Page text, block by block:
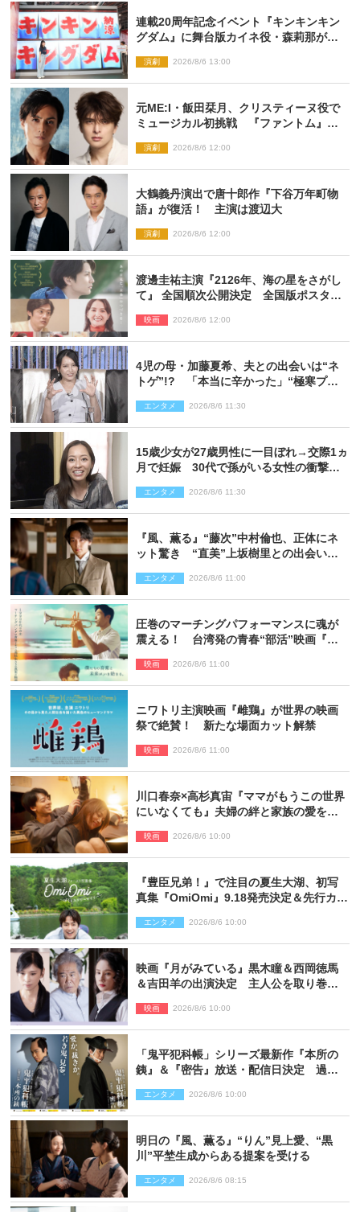
連載20周年記念イベント『キンキンキン
グダム』に舞台版カイネ役・森莉那が潜
演劇 2026/8/6 13:00
元ME:I・飯田栞月、クリスティーヌ役で
ミュージカル初挑戦 『ファントム』
演劇 2026/8/6 12:00
大鶴義丹演出で唐十郎作『下谷万年町物
語』が復活！ 主演は渡辺大
演劇 2026/8/6 12:00
渡邊圭祐主演『2126年、海の星をさがし
て』 全国順次公開決定 全国版ポスター
映画 2026/8/6 12:00
4児の母・加藤夏希、夫との出会いは“ネ
トゲ”!? 「本当に辛かった」“極寒プロ
エンタメ 2026/8/6 11:30
15歳少女が27歳男性に一目ぼれ→交際1ヵ
月で妊娠 30代で孫がいる女性の衝撃半
エンタメ 2026/8/6 11:30
『風、薫る』“藤次”中村倫也、正体にネ
ット驚き “直美”上坂樹里との出会いに
しなよ！」
エンタメ 2026/8/6 11:00
圧巻のマーチングパフォーマンスに魂が
震える！ 台湾発の青春“部活”映画『進
映画 2026/8/6 11:00
ニワトリ主演映画『雌鶏』が世界の映画
祭で絶賛！ 新たな場面カット解禁
映画 2026/8/6 11:00
川口春奈×高杉真宙『ママがもうこの世界
にいなくても』夫婦の絆と家族の愛を映
映画 2026/8/6 10:00
『豊臣兄弟！』で注目の夏生大湖、初写
真集『OmiOmi』9.18発売決定＆先行カッ
エンタメ 2026/8/6 10:00
映画『月がみている』黒木瞳＆西岡徳馬
＆吉田羊の出演決定 主人公を取り巻く
映画 2026/8/6 10:00
「鬼平犯科帳」シリーズ最新作『本所の
銕』＆『密告』放送・配信日決定 過去
エンタメ 2026/8/6 10:00
明日の『風、薫る』“りん”見上愛、“黒
川”平埜生成からある提案を受ける
エンタメ 2026/8/6 08:15